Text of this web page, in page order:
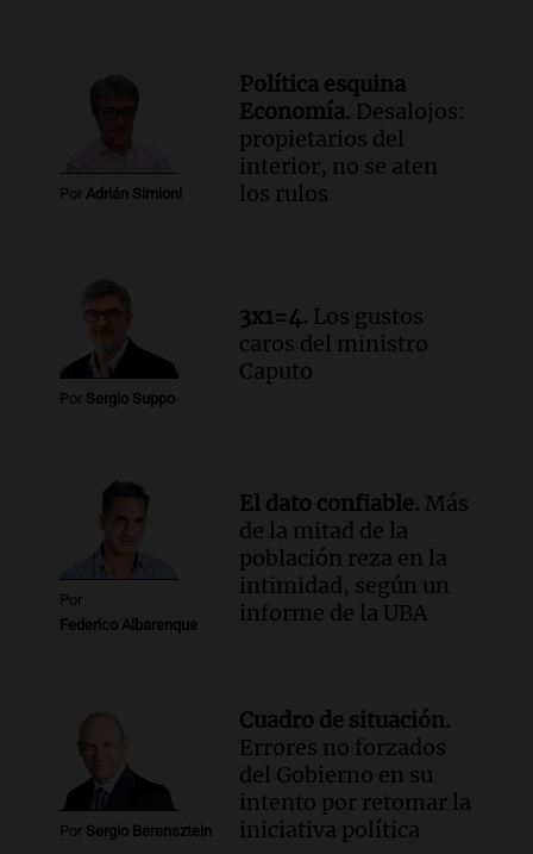
Estiman que la inflación nacional
de julio será menor al 2,9% registrado
en CABA
Una mañana para todos
Episodios
Una mañana para todos
Episodios
Audio.Chile planteó mejorar la
conectividad fronteriza, aérea y digital
con Jujuy
Por Adrián Simioni
Política esquina
Economía. Desalojos:
propietarios del
interior, no se aten
los rulos
Por Sergio Suppo
3x1=4. Los gustos
caros del ministro
Caputo
Por
Federico Albarenque
El dato confiable. Más
de la mitad de la
población reza en la
intimidad, según un
informe de la UBA
Por Sergio Berensztein
Cuadro de situación.
Errores no forzados
del Gobierno en su
intento por retomar la
iniciativa política